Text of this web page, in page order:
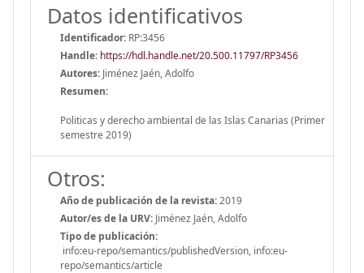
Datos identificativos
Identificador: RP:3456
Handle: https://hdl.handle.net/20.500.11797/RP3456
Autores: Jiménez Jaén, Adolfo
Resumen:
Politicas y derecho ambiental de las Islas Canarias (Primer
semestre 2019)
Otros:
Año de publicación de la revista:2019
Autor/es de la URV: Jiménez Jaén, Adolfo
Tipo de publicación:
info:eu-repo/semantics/publishedVersion, info:eu-
repo/semantics/article